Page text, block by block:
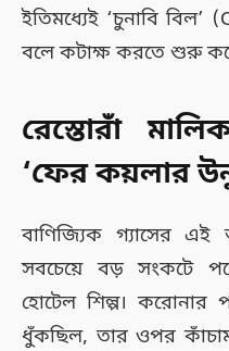
ইতিমধ্যেই ‘চুনাবি বিল’
বলে কটাক্ষ করতে শুরু
রেস্তোরাঁ
‘ফের কয়লার
বাণিজ্যিক গ্যাসের
সবচেয়ে বড় সংকটে
হোটেল শিল্প। করোনার
ধুঁকছিল, তার ওপর